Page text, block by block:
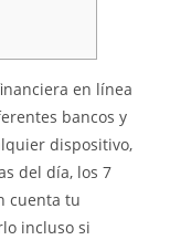
en línea
bancos y
dispositivo,
del día, los 7
cuenta tu
incluso si